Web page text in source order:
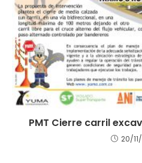
PMT Cierre carril
20/